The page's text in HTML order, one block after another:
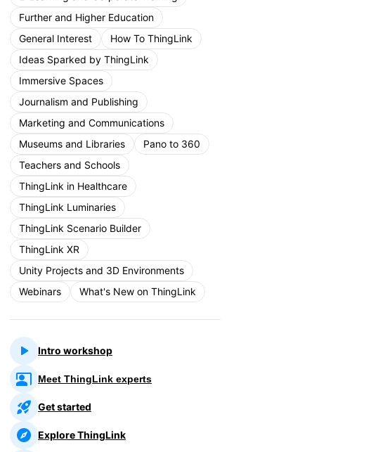
Further and Higher Education
General Interest
How To ThingLink
Ideas Sparked by ThingLink
Immersive Spaces
Journalism and Publishing
Marketing and Communications
Museums and Libraries
Pano to 360
Teachers and Schools
ThingLink in Healthcare
ThingLink Luminaries
ThingLink Scenario Builder
ThingLink XR
Unity Projects and 3D Environments
Webinars
What's New on ThingLink
Intro workshop
Meet ThingLink experts
Get started
Explore ThingLink